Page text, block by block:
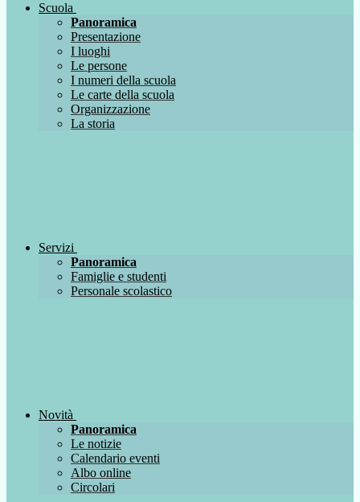
Scuola
Panoramica
Presentazione
I luoghi
Le persone
I numeri della scuola
Le carte della scuola
Organizzazione
La storia
Servizi
Panoramica
Famiglie e studenti
Personale scolastico
Novità
Panoramica
Le notizie
Calendario eventi
Albo online
Circolari